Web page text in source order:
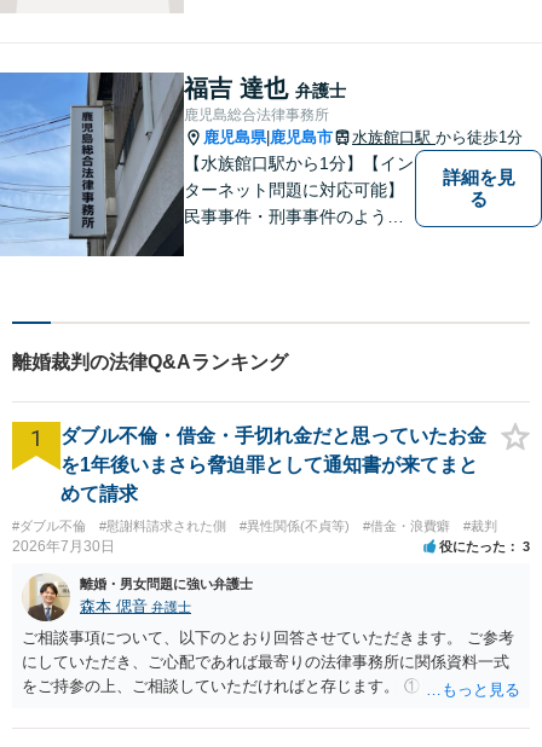
て、弁護士として、全力でサ
ポートいたします。
福吉 達也 弁護士
鹿児島総合法律事務所
鹿児島県| 鹿児島市 水族館口駅 から徒歩1分
【水族館口駅から1分】【イン
ターネット問題に対応可能】
民事事件・刑事事件のような
合わせも受け付けておりま
す。お気軽にご相談くださ
い。
詳細を見
る
離婚裁判の法律Q&Aランキング
1
ダブル不倫・借金・手切れ金だと思っていたお金
を1年後いまさら脅迫罪として通知書が来てまと
めて請求
#ダブル不倫 #慰謝料請求された側 #異性関係(不貞等) #借金・浪費癖 #裁判
2026年7月30日 役にたった 3
離婚・男女問題に強い弁護士
森本 偲音 弁護士
ご相談事項について、以下のとおり回答させていただきます。 ご参考
にしていただき、ご心配であれば最寄りの法律事務所に関係資料一式
をご持参の上、ご相談していただければと存じます。 ① このLINEの
される可能性はあるのか ⇒LINEを含む１００万円の貸付に至るまでの